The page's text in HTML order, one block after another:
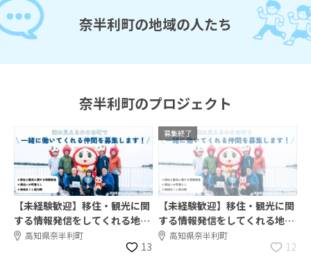
奈半利町の地域の人たち
奈半利町のプロジェクト
【未経験歓迎】移住・観光に関
する情報発信をしてくれる地域
おこし協力隊を探しています。
高知県奈半利町
13
募集終了
【未経験歓迎】移住・観光に関
する情報発信をしてくれる地域
おこし協力隊を探しています。
高知県奈半利町
12